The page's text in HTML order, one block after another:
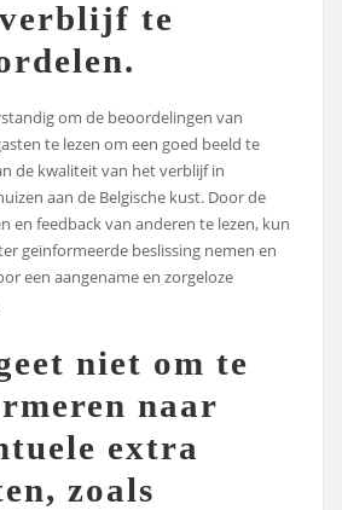
te
om de beoordelingen van
te lezen om een goed beeld te
de kwaliteit van het verblijf in
aan de Belgische kust. Door de
en feedback van anderen te lezen, kun
geïnformeerde beslissing nemen en
een aangename en zorgeloze
niet om te
naar
extra
zoals